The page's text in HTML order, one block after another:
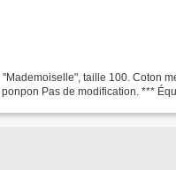
taille 100. Coton
Pas de modification. ***